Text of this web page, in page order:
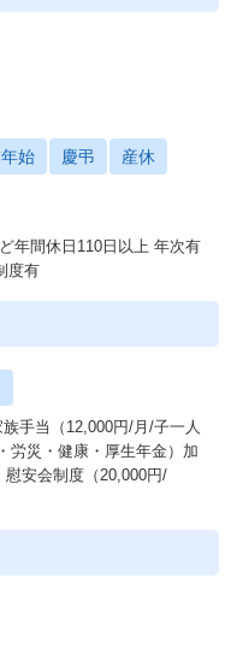
始 慶弔 産休
年間休日110日以上 年次有
度有
手当（12,000円/月/子一人
労災・健康・厚生年金）加
慰安会制度（20,000円/